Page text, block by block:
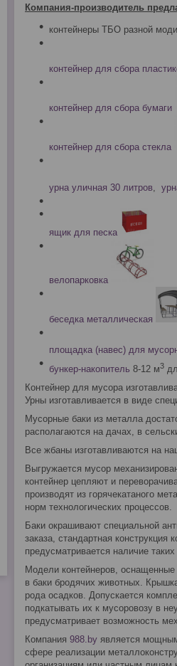
Компания-производитель
контейнеры ТБО разной
контейнер для сбора
контейнер для сбора бумаги
контейнер для сбора стекла
урна уличная 30 литров,
ящик для песка
велопарковка
беседка металлическая
площадка (навес) для
бункер-накопитель 8-12 м3
Контейнер для мусора
Урны изготавливается в виде
Мусорные баки из металла
располагаются на дачах, в
Все жбаны изготавливаются на
Выгружается мусор
контейнер цепляют и
производят из горячекатаного
норм технологических процессов.
Баки окрашивают специальной
заказа, стандартная
предусматривается наличие
Модели контейнеров,
в баки бродячих животных.
рода осадков. Допускается
подкатывать их к мусоровозу в
предусматривает возможность
Компания 988.by является
сфере реализации